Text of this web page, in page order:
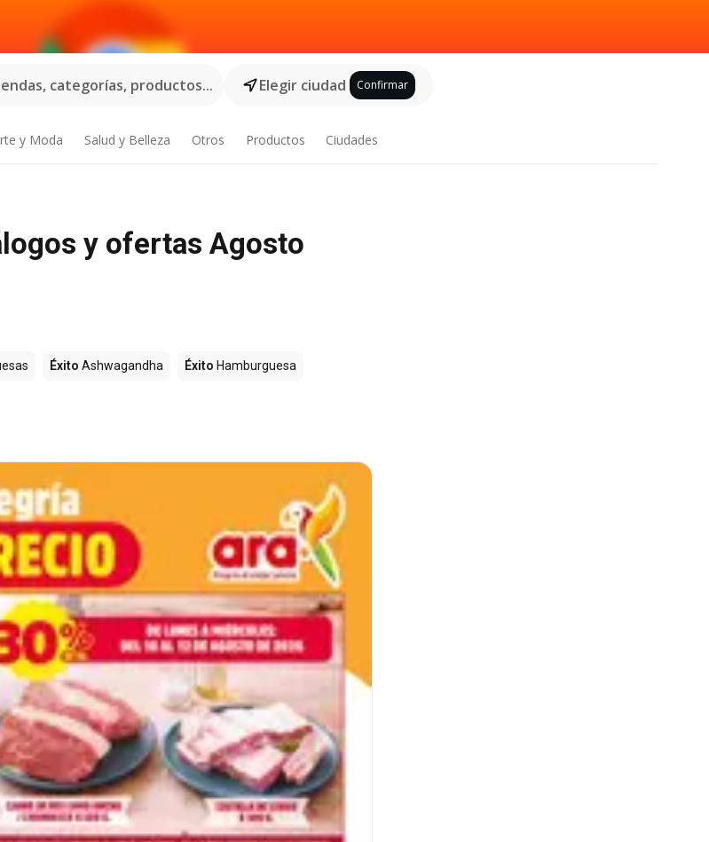
categorías, productos...
Elegir ciudad Confirmar
y Moda Salud y Belleza Otros Productos Ciudades
y ofertas Agosto
Éxito Ashwagandha Éxito Hamburguesa